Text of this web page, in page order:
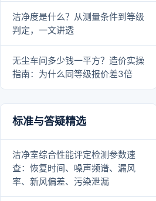
洁净度是什么？从测量条件到等级
判定，一文讲透
无尘车间多少钱一平方？造价实操
指南：为什么同等级报价差3倍
标准与答疑精选
洁净室综合性能评定检测参数速
查：恢复时间、噪声频谱、漏风
率、新风偏差、污染泄漏